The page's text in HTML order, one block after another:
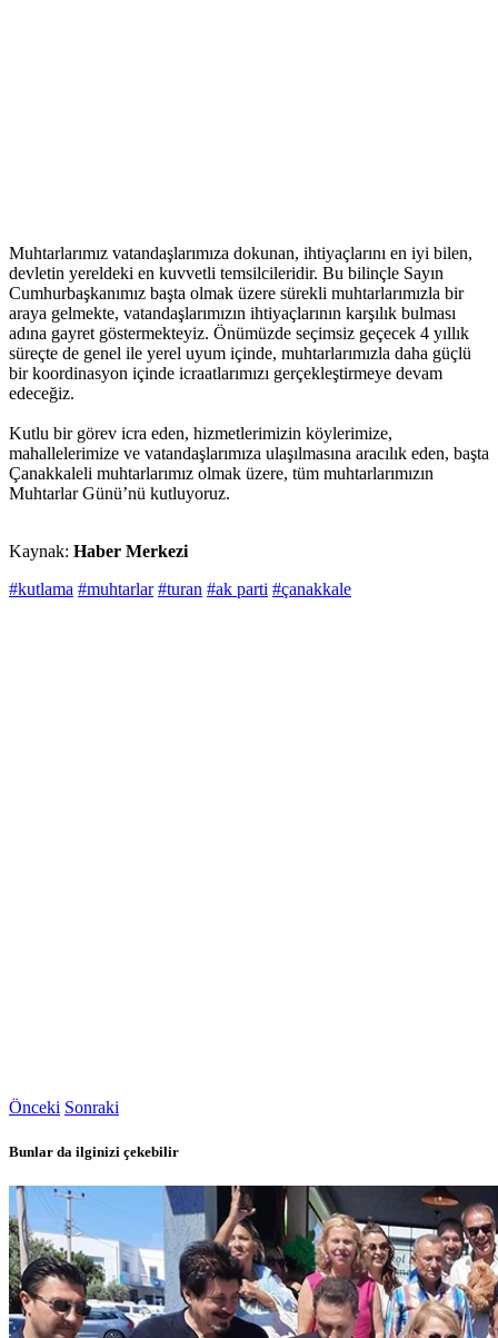
Muhtarlarımız vatandaşlarımıza dokunan, ihtiyaçlarını en iyi bilen,
devletin yereldeki en kuvvetli temsilcileridir. Bu bilinçle Sayın
Cumhurbaşkanımız başta olmak üzere sürekli muhtarlarımızla bir
araya gelmekte, vatandaşlarımızın ihtiyaçlarının karşılık bulması
adına gayret göstermekteyiz. Önümüzde seçimsiz geçecek 4 yıllık
süreçte de genel ile yerel uyum içinde, muhtarlarımızla daha güçlü
bir koordinasyon içinde icraatlarımızı gerçekleştirmeye devam
edeceğiz.
Kutlu bir görev icra eden, hizmetlerimizin köylerimize,
mahallelerimize ve vatandaşlarımıza ulaşılmasına aracılık eden, başta
Çanakkaleli muhtarlarımız olmak üzere, tüm muhtarlarımızın
Muhtarlar Günü’nü kutluyoruz.
Kaynak: Haber Merkezi
#kutlama #muhtarlar #turan #ak parti #çanakkale
Önceki Sonraki
Bunlar da ilginizi çekebilir